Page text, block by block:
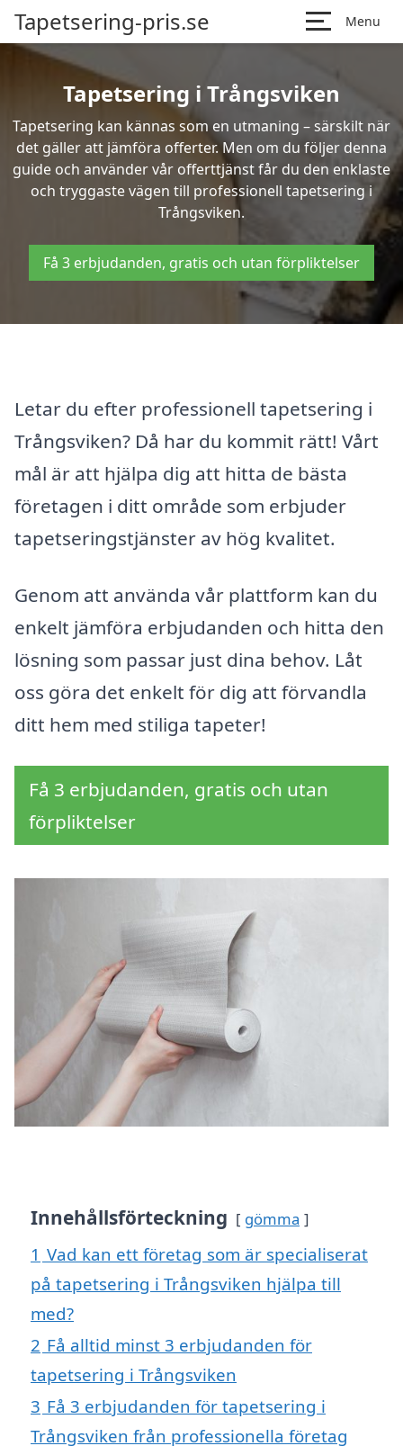
Tapetsering-pris.se Menu
Tapetsering i Trångsviken
Tapetsering kan kännas som en utmaning – särskilt när
det gäller att jämföra offerter. Men om du följer denna
guide och använder vår offerttjänst får du den enklaste
och tryggaste vägen till professionell tapetsering i
Trångsviken.
Få 3 erbjudanden, gratis och utan förpliktelser
Letar du efter professionell tapetsering i
Trångsviken? Då har du kommit rätt! Vårt
mål är att hjälpa dig att hitta de bästa
företagen i ditt område som erbjuder
tapetseringstjänster av hög kvalitet.
Genom att använda vår plattform kan du
enkelt jämföra erbjudanden och hitta den
lösning som passar just dina behov. Låt
oss göra det enkelt för dig att förvandla
ditt hem med stiliga tapeter!
Få 3 erbjudanden, gratis och utan
förpliktelser
Innehållsförteckning gömma
1 Vad kan ett företag som är specialiserat
på tapetsering i Trångsviken hjälpa till
med?
2 Få alltid minst 3 erbjudanden för
tapetsering i Trångsviken
3 Få 3 erbjudanden för tapetsering i
Trångsviken från professionella företag